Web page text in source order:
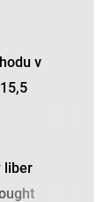
v
liber